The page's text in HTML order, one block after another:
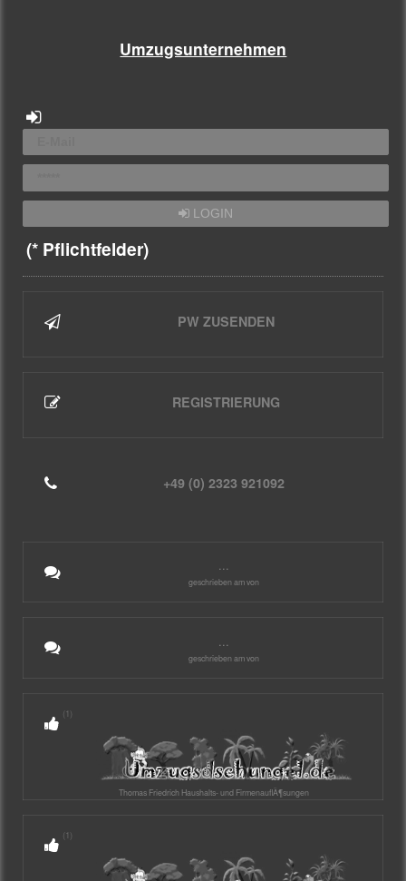
Umzugsunternehmen
LOGIN
(* Pflichtfelder)
PW ZUSENDEN
REGISTRIERUNG
+49 (0) 2323 921092
...
geschrieben am von
geschrieben am von
(1)
Thomas Friedrich Haushalts- und FirmenauflÃ¶sungen
(1)